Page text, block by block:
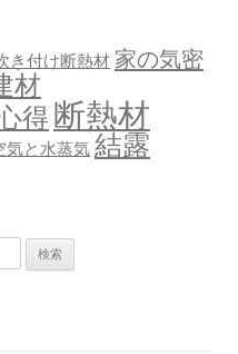
き付け断熱材 家の気密
材
得 断熱材
気と水蒸気 結露